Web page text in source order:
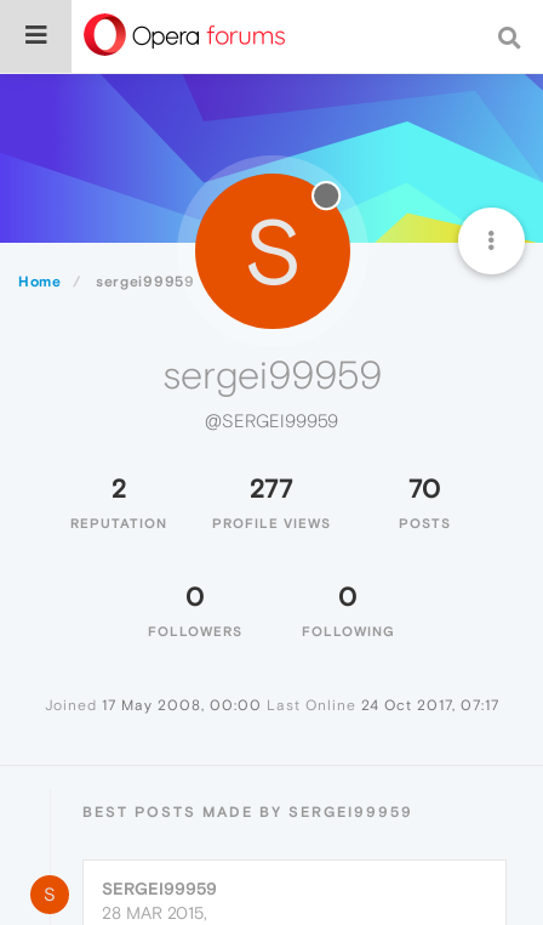
Home sergei99959 S
sergei99959
@SERGEI99959
2
REPUTATION
277
PROFILE VIEWS
70
POSTS
0
FOLLOWERS
0
FOLLOWING
Joined 17 May 2008, 00:00 Last Online 24 Oct 2017, 07:17
BEST POSTS MADE BY SERGEI99959
S
SERGEI99959
28 MAR 2015,